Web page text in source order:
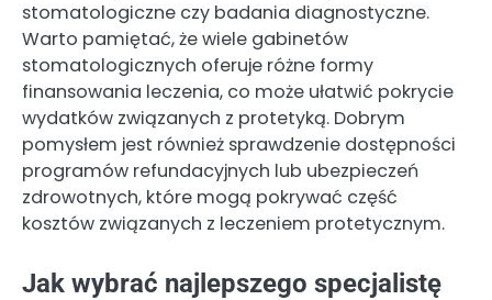
stomatologiczne czy badania diagnostyczne.
Warto pamiętać, że wiele gabinetów
stomatologicznych oferuje różne formy
finansowania leczenia, co może ułatwić pokrycie
wydatków związanych z protetyką. Dobrym
pomysłem jest również sprawdzenie dostępności
programów refundacyjnych lub ubezpieczeń
zdrowotnych, które mogą pokrywać część
kosztów związanych z leczeniem protetycznym.
Jak wybrać najlepszego specjalistę